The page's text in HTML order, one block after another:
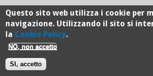
Questo sito web utilizza i cookie per
navigazione. Utilizzando il sito si
la Cookie Policy.
NO, non accetto
SI, accetto